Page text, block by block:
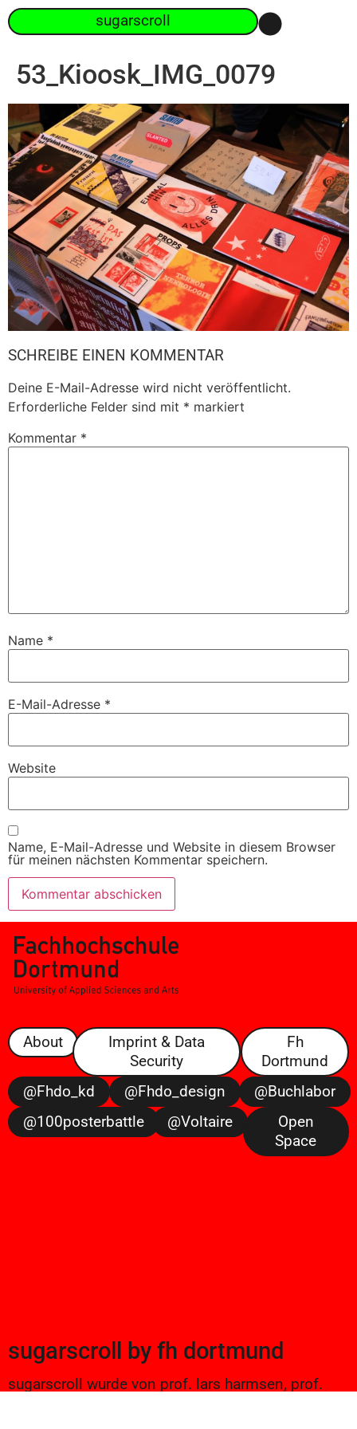
sugarscroll
53_Kioosk_IMG_0079
SCHREIBE EINEN KOMMENTAR
Deine E-Mail-Adresse wird nicht veröffentlicht.
Erforderliche Felder sind mit * markiert
Kommentar *
Name *
E-Mail-Adresse *
Website
Name, E-Mail-Adresse und Website in diesem Browser
für meinen nächsten Kommentar speichern.
About
Imprint & Data
Security
Fh
Dortmund
@fhdo_kd
@fhdo_design
@buchlabor
@100posterbattle
@voltaire
Open
Space
sugarscroll by fh dortmund
sugarscroll wurde von prof. lars harmsen, prof.